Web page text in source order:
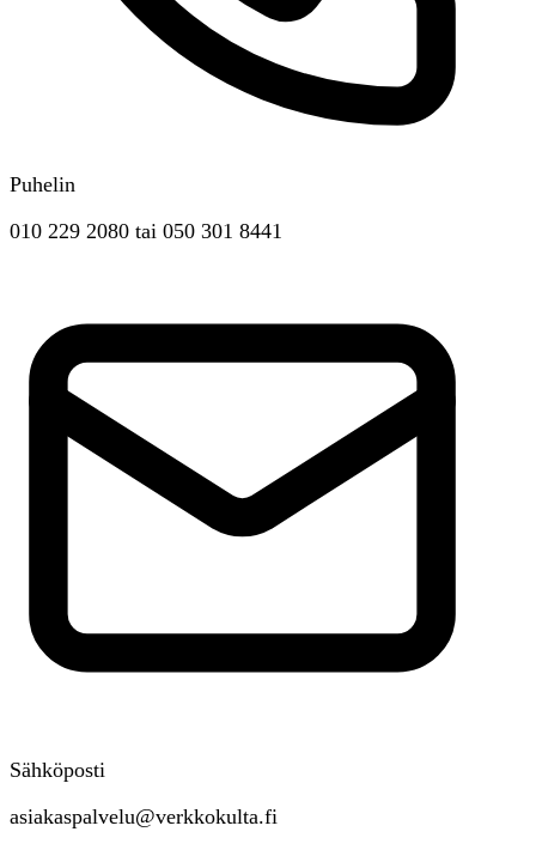
Puhelin
010 229 2080 tai 050 301 8441
Sähköposti
asiakaspalvelu@verkkokulta.fi